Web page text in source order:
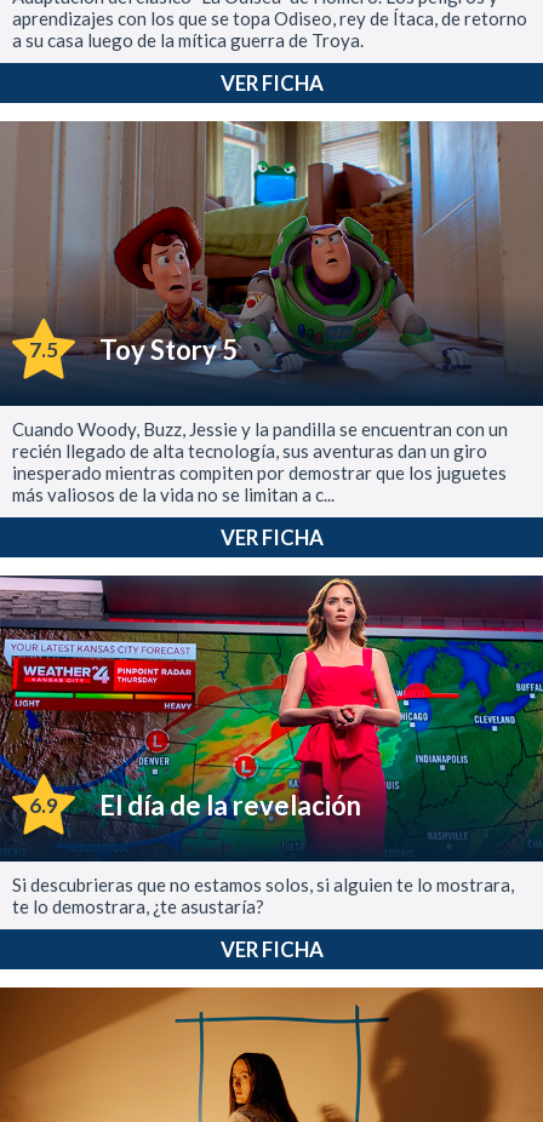
aprendizajes con los que se topa Odiseo, rey de Ítaca, de retorno
a su casa luego de la mítica guerra de Troya.
VER FICHA
7.5 Toy Story 5
Cuando Woody, Buzz, Jessie y la pandilla se encuentran con un
recién llegado de alta tecnología, sus aventuras dan un giro
inesperado mientras compiten por demostrar que los juguetes
más valiosos de la vida no se limitan a c...
VER FICHA
6.9 El día de la revelación
Si descubrieras que no estamos solos, si alguien te lo mostrara,
te lo demostrara, ¿te asustaría?
VER FICHA